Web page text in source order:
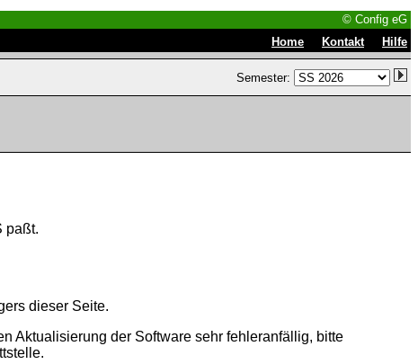
© Config eG
Home Kontakt Hilfe
Semester:
paßt.
dieser Seite.
Aktualisierung der Software sehr fehleranfällig, bitte